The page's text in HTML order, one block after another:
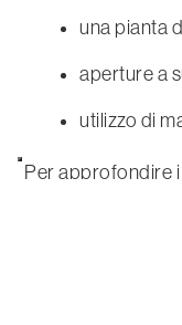
una pianta
aperture a
utilizzo di
Per approfondire i